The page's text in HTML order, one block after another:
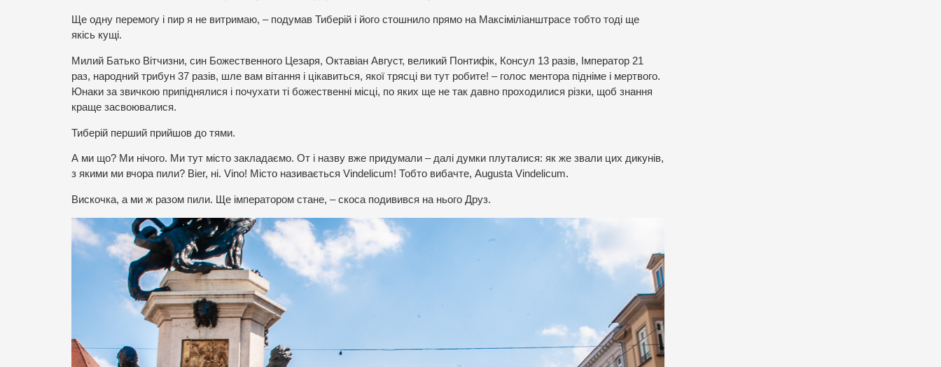
Ще одну перемогу і пир я не витримаю, – подумав Тиберій і його стошнило прямо на Максіміліанштрасе тобто тоді ще
якісь кущі.
Милий Батько Вітчизни, син Божественного Цезаря, Октавіан Август, великий Понтифік, Консул 13 разів, Імператор 21
раз, народний трибун 37 разів, шле вам вітання і цікавиться, якої трясці ви тут робите! – голос ментора підніме і мертвого.
Юнаки за звичкою припіднялися і почухати ті божественні місці, по яких ще не так давно проходилися різки, щоб знання
краще засвоювалися.
Тиберій перший прийшов до тями.
А ми що? Ми нічого. Ми тут місто закладаємо. От і назву вже придумали – далі думки плуталися: як же звали цих дикунів,
з якими ми вчора пили? Bier, ні. Vino! Місто називається Vindelicum! Тобто вибачте, Augusta Vindelicum.
Вискочка, а ми ж разом пили. Ще імператором стане, – скоса подивився на нього Друз.